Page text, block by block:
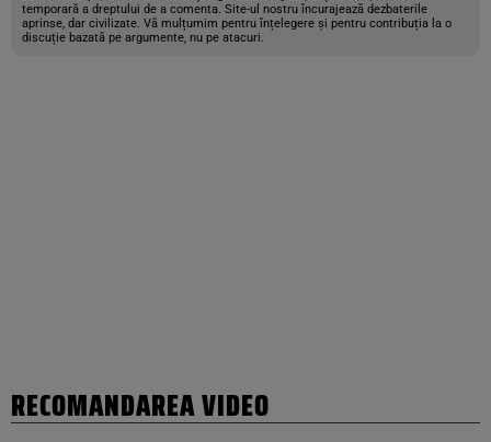
temporară a dreptului de a comenta. Site-ul nostru încurajează dezbaterile
aprinse, dar civilizate. Vă mulțumim pentru înțelegere și pentru contribuția la o
discuție bazată pe argumente, nu pe atacuri.
RECOMANDAREA VIDEO